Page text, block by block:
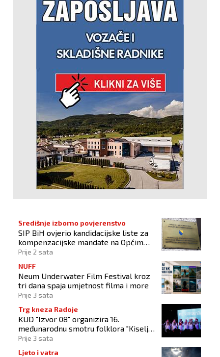
Središnje izborno povjerenstvo
SIP BiH ovjerio kandidacijske liste za
kompenzacijske mandate na Općim
izborima 2026
Prije 2 sata
NUFF
Neum Underwater Film Festival kroz
tri dana spaja umjetnost filma i more
Prije 3 sata
Trg kneza Radoje
KUD "Izvor 08" organizira 16.
međunarodnu smotru folklora "Kiseljak
2026"
Prije 3 sata
Ljeto i vatra